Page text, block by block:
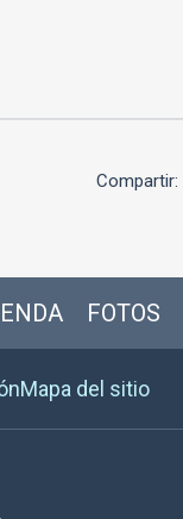
Compartir:
FOTOS
Mapa del sitio